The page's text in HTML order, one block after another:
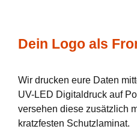
Dein Logo als
Wir drucken eure Daten
UV-LED Digitaldruck auf
versehen diese zusätzlich
kratzfesten Schutzlaminat.